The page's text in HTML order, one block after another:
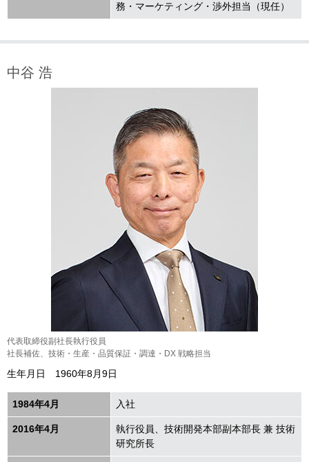
務・マーケティング・渉外担当（現任）
中谷 浩
代表取締役副社長執行役員
社長補佐、技術・生産・品質保証・調達・DX 戦略担当
生年月日 1960年8月9日
1984年4月 入社
2016年4月
執行役員、技術開発本部副本部長 兼 技術
研究所長